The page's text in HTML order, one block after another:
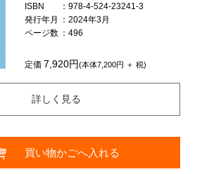
ISBN
：978-4-524-23241-3
発行年月
：2024年3月
ページ数 ：496
定価7,920円(本体7,200円 ＋ 税)
詳しく見る
買い物かごへ入れる